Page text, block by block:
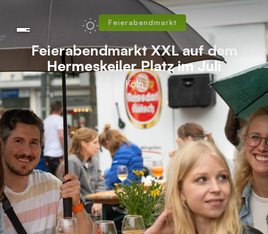
Feierabendmarkt
Feierabendmarkt XXL auf dem
Hermeskeiler Platz im Juli
Köln